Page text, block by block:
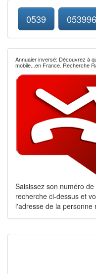
0539 053996
Annuaier inversé: Découvrez à
mobile...en France. Recherche
Saisissez son numéro
recherche ci-dessus et
l'adresse de la personne